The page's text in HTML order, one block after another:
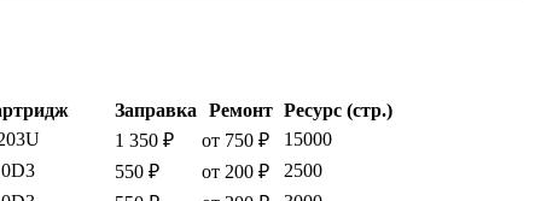
Заправка Ремонт Ресурс (стр.)
1 350 ₽ от 750 ₽
15000
550 ₽ от 200 ₽
2500